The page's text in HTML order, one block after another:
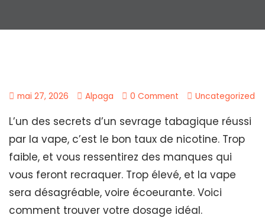
mai 27, 2026 Alpaga 0 Comment Uncategorized
L’un des secrets d’un sevrage tabagique réussi
par la vape, c’est le bon taux de nicotine. Trop
faible, et vous ressentirez des manques qui
vous feront recraquer. Trop élevé, et la vape
sera désagréable, voire écoeurante. Voici
comment trouver votre dosage idéal.